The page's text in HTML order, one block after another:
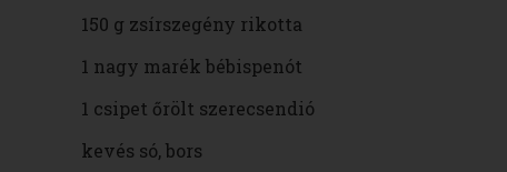
150 g zsírszegény rikotta
1 nagy marék bébispenót
1 csipet őrölt szerecsendió
kevés só, bors